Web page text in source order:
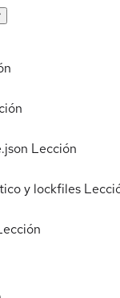
Lección
y lockfiles